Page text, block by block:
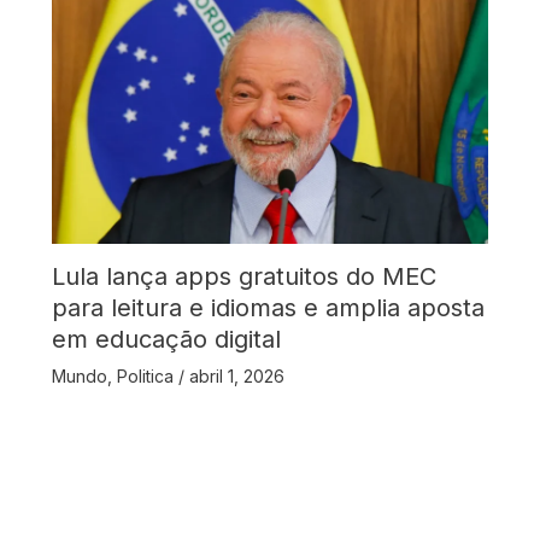
Lula lança apps gratuitos do MEC
para leitura e idiomas e amplia aposta
em educação digital
Mundo Politica / abril 1, 2026